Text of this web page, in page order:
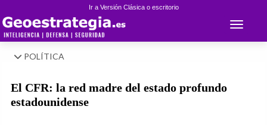
Ir a Versión Clásica o escritorio
Toggle
POLÍTICA
El CFR: la red madre del estado profundo
estadounidense